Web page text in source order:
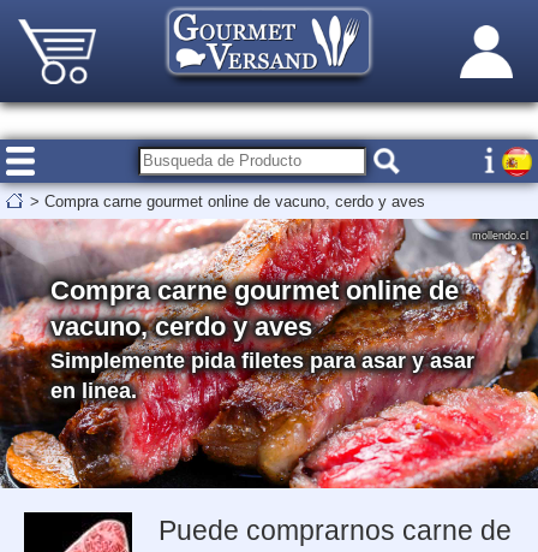
> Compra carne gourmet online de vacuno, cerdo y aves
Compra carne gourmet online de
vacuno, cerdo y aves
Simplemente pida filetes para asar y asar
en linea.
mollendo.cl
Puede comprarnos carne de